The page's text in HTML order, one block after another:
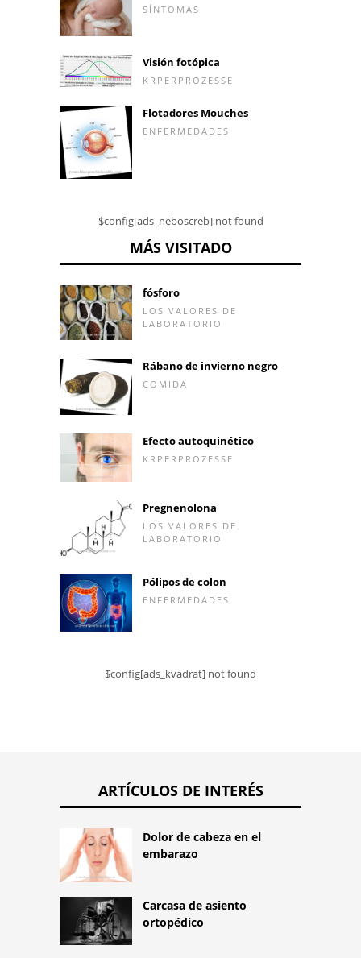
SÍNTOMAS
Visión fotópica
KRPERPROZESSE
Flotadores Mouches
ENFERMEDADES
$config[ads_neboscreb] not found
MÁS VISITADO
fósforo
LOS VALORES DE
LABORATORIO
Rábano de invierno negro
COMIDA
Efecto autoquinético
KRPERPROZESSE
Pregnenolona
LOS VALORES DE
LABORATORIO
Pólipos de colon
ENFERMEDADES
$config[ads_kvadrat] not found
ARTÍCULOS DE INTERÉS
Dolor de cabeza en el
embarazo
Carcasa de asiento
ortopédico